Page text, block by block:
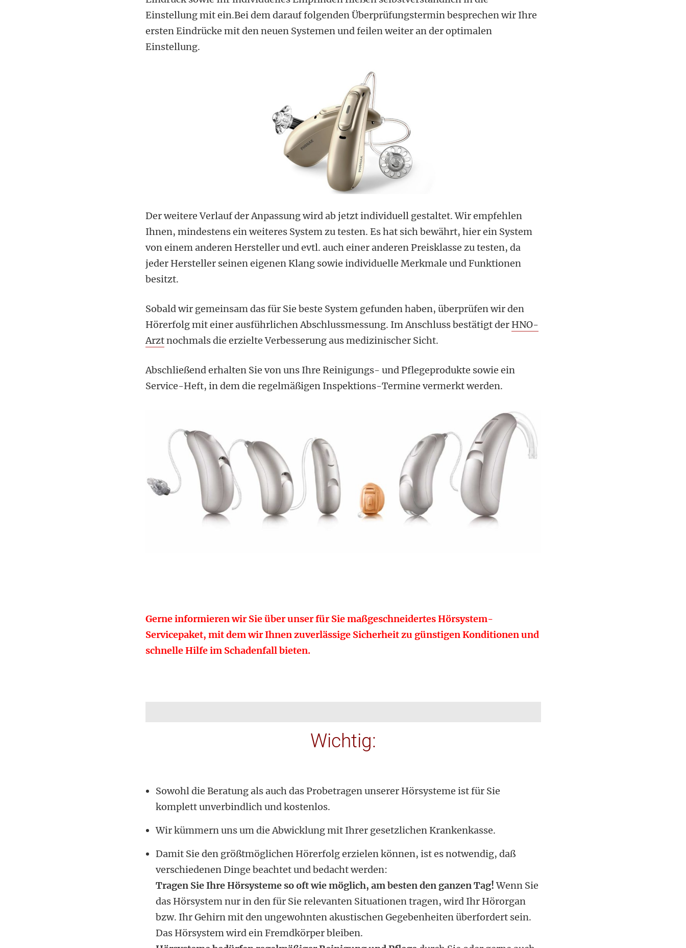
Einstellung mit ein.Bei dem darauf folgenden Überprüfungstermin besprechen wir Ihre
ersten Eindrücke mit den neuen Systemen und feilen weiter an der optimalen
Einstellung.
Der weitere Verlauf der Anpassung wird ab jetzt individuell gestaltet. Wir empfehlen
Ihnen, mindestens ein weiteres System zu testen. Es hat sich bewährt, hier ein System
von einem anderen Hersteller und evtl. auch einer anderen Preisklasse zu testen, da
jeder Hersteller seinen eigenen Klang sowie individuelle Merkmale und Funktionen
besitzt.
Sobald wir gemeinsam das für Sie beste System gefunden haben, überprüfen wir den
Hörerfolg mit einer ausführlichen Abschlussmessung. Im Anschluss bestätigt der HNO-
Arztnochmals die erzielte Verbesserung aus medizinischer Sicht.
Abschließend erhalten Sie von uns Ihre Reinigungs- und Pflegeprodukte sowie ein
Service-Heft, in dem die regelmäßigen Inspektions-Termine vermerkt werden.
Gerne informieren wir Sie über unser für Sie maßgeschneidertes Hörsystem-
Servicepaket, mit dem wir Ihnen zuverlässige Sicherheit zu günstigen Konditionen und
schnelle Hilfe im Schadenfall bieten.
Wichtig:
Sowohl die Beratung als auch das Probetragen unserer Hörsysteme ist für Sie
komplett unverbindlich und kostenlos.
Wir kümmern uns um die Abwicklung mit Ihrer gesetzlichen Krankenkasse.
Damit Sie den größtmöglichen Hörerfolg erzielen können, ist es notwendig, daß
verschiedenen Dinge beachtet und bedacht werden:
Tragen Sie Ihre Hörsysteme so oft wie möglich, am besten den ganzen Tag!Wenn Sie
das Hörsystem nur in den für Sie relevanten Situationen tragen, wird Ihr Hörorgan
bzw. Ihr Gehirn mit den ungewohnten akustischen Gegebenheiten überfordert sein.
Das Hörsystem wird ein Fremdkörper bleiben.